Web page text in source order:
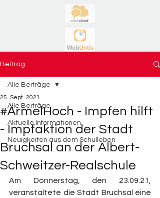
Beitrag
Alle Beiträge
Aktuelle Informationen
Neuigkeiten aus dem Schulleben
Alle Beiträge
#ÄrmelHoch - Impfen hilft
- Impfaktion der Stadt
Bruchsal an der Albert-
Schweitzer-Realschule
25. Sept. 2021
Am Donnerstag, den 23.09.21,
veranstaltete die Stadt Bruchsal eine